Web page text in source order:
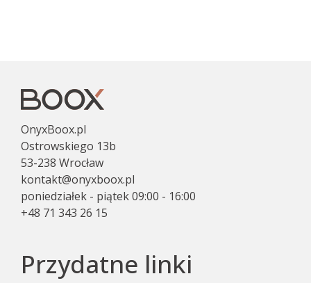
OnyxBoox.pl
Ostrowskiego 13b
53-238 Wrocław
kontakt@onyxboox.pl
poniedziałek - piątek 09:00 - 16:00
+48 71 343 26 15
Przydatne linki